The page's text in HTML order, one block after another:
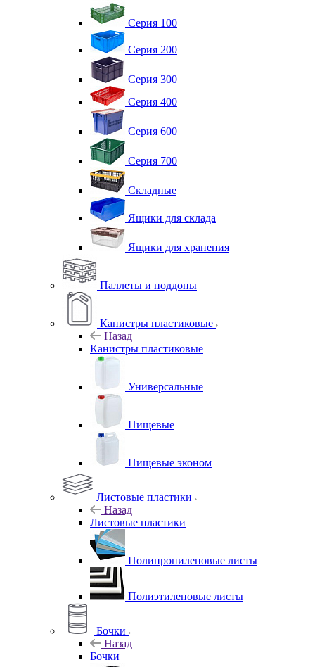
Серия 100
Серия 200
Серия 300
Серия 400
Серия 600
Серия 700
Складные
Ящики для склада
Ящики для хранения
Паллеты и поддоны
Канистры пластиковые
Назад
Канистры пластиковые
Универсальные
Пищевые
Пищевые эконом
Листовые пластики
Назад
Листовые пластики
Полипропиленовые листы
Полиэтиленовые листы
Бочки
Назад
Бочки